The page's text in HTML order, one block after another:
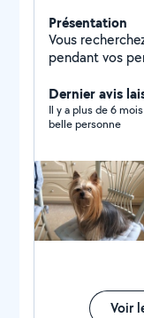
Présentation
Vous
pendant vos
depuis plus de
d'amour et
Dernier avis
Il y a plus de 6 mois
belle personne
Voir